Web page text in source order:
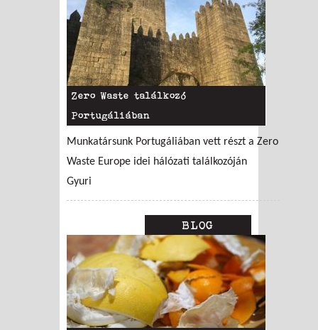
Zero Waste találkozó
Portugáliában
Munkatársunk Portugáliában vett részt a Zero
Waste Europe idei hálózati találkozóján
Gyuri
BLOG